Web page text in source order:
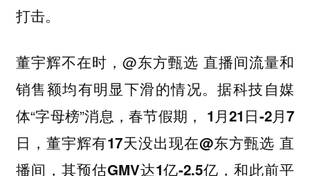
打击。
董宇辉不在时，@东方甄选 直播间流量和
销售额均有明显下滑的情况。据科技自媒
体“字母榜”消息，春节假期， 1月21日-2月7
日，董宇辉有17天没出现在@东方甄选 直
播间，其预估GMV达1亿-2.5亿，和此前平